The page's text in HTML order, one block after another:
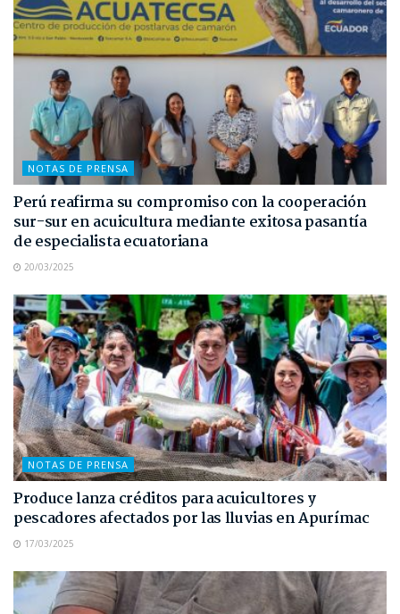
NOTAS DE PRENSA
Perú reafirma su compromiso con la cooperación
sur-sur en acuicultura mediante exitosa pasantía
de especialista ecuatoriana
20/03/2025
NOTAS DE PRENSA
Produce lanza créditos para acuicultores y
pescadores afectados por las lluvias en Apurímac
17/03/2025